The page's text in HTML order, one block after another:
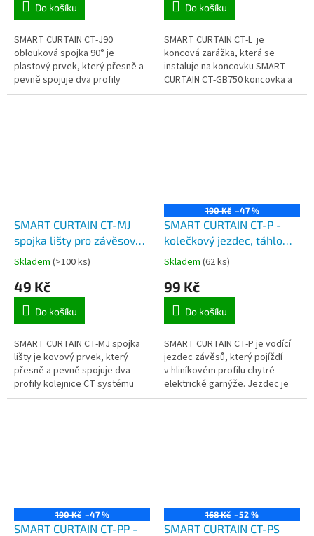
Do košíku
SMART CURTAIN CT-J90
oblouková spojka 90° je
plastový prvek, který přesně a
pevně spojuje dva profily
kolejnice CT systému chytrého
Do košíku
SMART CURTAIN CT-L je
koncová zarážka, která se
instaluje na koncovku SMART
CURTAIN CT-GB750 koncovka a
to na obě strany lišty CT
SMART CURTAIN CT-MJ
spojka lišty pro závěsový
systém
Skladem (>100 ks)
49 Kč
Do košíku
SMART CURTAIN CT-MJ spojka
lišty je kovový prvek, který
přesně a pevně spojuje dva
profily kolejnice CT systému
chytrého elektrického závěsu.
190 Kč –47 %
SMART CURTAIN CT-P -
kolečkový jezdec, táhlo
závěsu s kolečky pro o
chytré elektrické garnýže
Skladem (62 ks)
99 Kč
Do košíku
SMART CURTAIN CT-P je vodící
jezdec závěsů, který pojíždí
v hliníkovém profilu chytré
elektrické garnýže. Jezdec je
vybaven kolečky pro snadný a
190 Kč –47 %
SMART CURTAIN CT-PP -
168 Kč –52 %
SMART CURTAIN CT-PS